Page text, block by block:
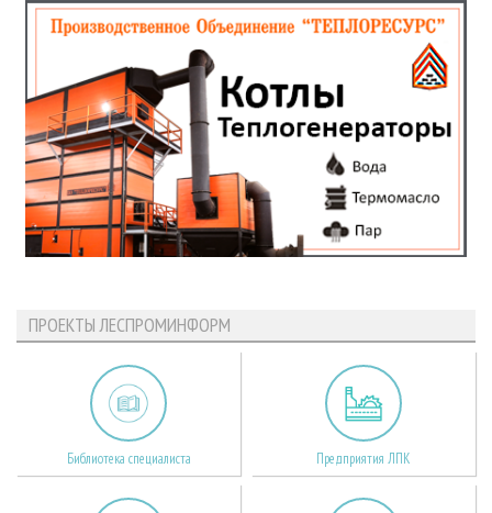
ПРОЕКТЫ ЛЕСПРОМИНФОРМ
Библиотека специалиста Предприятия ЛПК